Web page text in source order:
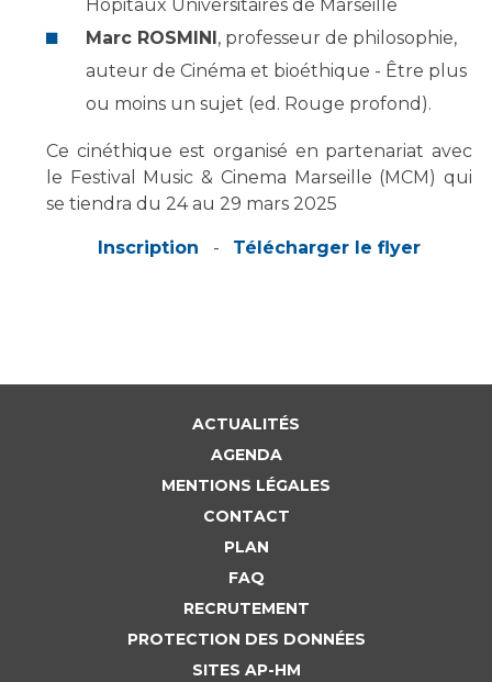
Cancer
Médecine nucléaire
Maladies rares
Maternité Hôpital Nord
La Commission Des Usagers (CDU)
Les Comités Locaux des Usagers
Le projet des usagers
Nos indicateurs qualité et de sécurité des soins
Les pôles d'activité médicale
Anatomie et Cytologie Pathologiques
Adresser un examen au Laboratoire d'Infectiologie
Centres de référence Maladies Rares
Presse / Multimédia
Hôpitaux Universitaires de Marseille
Marc ROSMINI , professeur de philosophie,
auteur de Cinéma et bioéthique - Être plus
ou moins un sujet (ed. Rouge profond).
Ce cinéthique est organisé en partenariat avec
le Festival Music & Cinema Marseille (MCM) qui
se tiendra du 24 au 29 mars 2025
Inscription - Télécharger le flyer
ACTUALITÉS
AGENDA
MENTIONS LÉGALES
CONTACT
PLAN
FAQ
RECRUTEMENT
PROTECTION DES DONNÉES
SITES AP-HM